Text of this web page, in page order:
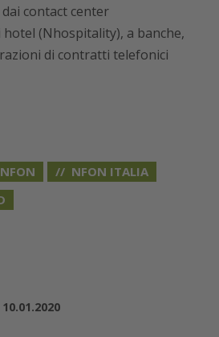
contact center
(Nhospitality), a banche,
di contratti telefonici
NFON
NFON ITALIA